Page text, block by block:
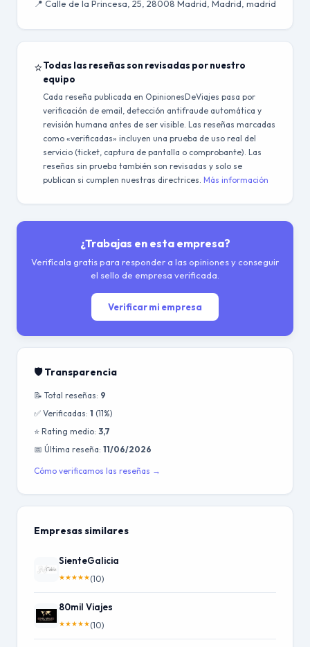
📍 Calle de la Princesa, 25, 28008 Madrid, Madrid, madrid
⭐Todas las reseñas son revisadas por nuestro
equipo
Cada reseña publicada en OpinionesDeViajes pasa por
verificación de email, detección antifraude automática y
revisión humana antes de ser visible. Las reseñas marcadas
como «verificadas» incluyen una prueba de uso real del
servicio (ticket, captura de pantalla o comprobante). Las
reseñas sin prueba también son revisadas y solo se
publican si cumplen nuestras directrices. Más información
¿Trabajas en esta empresa?
Verifícala gratis para responder a las opiniones y conseguir
el sello de empresa verificada.
Verificar mi empresa
🛡️ Transparencia
📝 Total reseñas: 9
✅ Verificadas: 1 (11%)
⭐ Rating medio: 3,7
📅 Última reseña: 11/06/2026
Cómo verificamos las reseñas →
Empresas similares
SienteGalicia
★★★★★(10)
80mil Viajes
★★★★★(10)